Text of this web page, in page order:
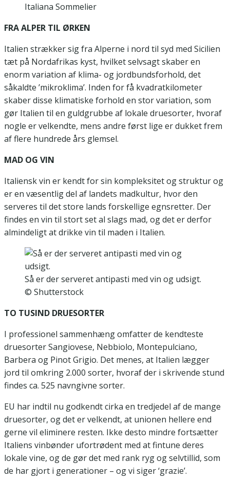
Italiana Sommelier
FRA ALPER TIL ØRKEN
Italien strækker sig fra Alperne i nord til syd med Sicilien
tæt på Nordafrikas kyst, hvilket selvsagt skaber en
enorm variation af klima- og jordbundsforhold, det
såkaldte ’mikroklima’. Inden for få kvadratkilometer
skaber disse klimatiske forhold en stor variation, som
gør Italien til en guldgrubbe af lokale druesorter, hvoraf
nogle er velkendte, mens andre først lige er dukket frem
af flere hundrede års glemsel.
MAD OG VIN
Italiensk vin er kendt for sin kompleksitet og struktur og
er en væsentlig del af landets madkultur, hvor den
serveres til det store lands forskellige egnsretter. Der
findes en vin til stort set al slags mad, og det er derfor
almindeligt at drikke vin til maden i Italien.
Så er der serveret antipasti med vin og udsigt.
© Shutterstock
TO TUSIND DRUESORTER
I professionel sammenhæng omfatter de kendteste
druesorter Sangiovese, Nebbiolo, Montepulciano,
Barbera og Pinot Grigio. Det menes, at Italien lægger
jord til omkring 2.000 sorter, hvoraf der i skrivende stund
findes ca. 525 navngivne sorter.
EU har indtil nu godkendt cirka en tredjedel af de mange
druesorter, og det er velkendt, at unionen hellere end
gerne vil eliminere resten. Ikke desto mindre fortsætter
Italiens vinbønder ufortrødent med at fintune deres
lokale vine, og de gør det med rank ryg og selvtillid, som
de har gjort i generationer – og vi siger ‘grazie’.